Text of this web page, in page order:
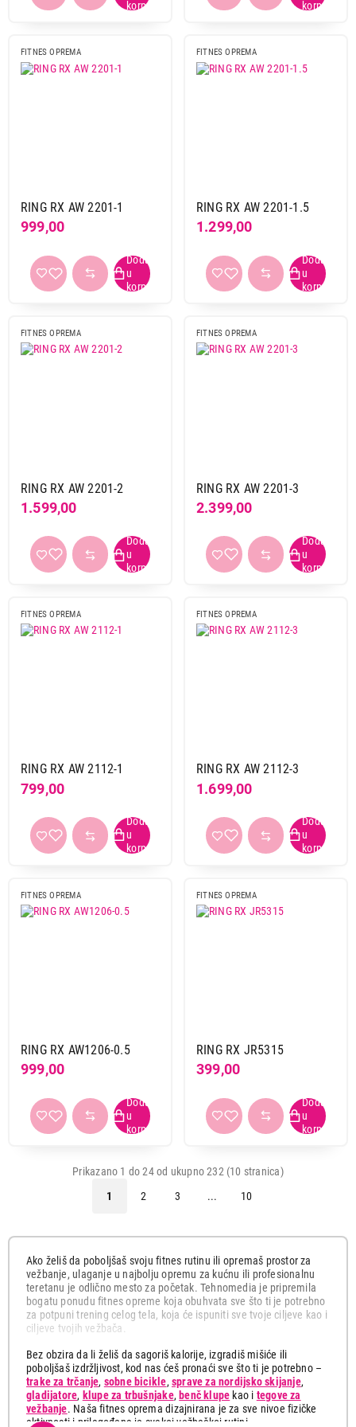
FITNES OPREMA
RING RX AW 2201-1
999,00
FITNES OPREMA
RING RX AW 2201-1.5
1.299,00
FITNES OPREMA
RING RX AW 2201-2
1.599,00
FITNES OPREMA
RING RX AW 2201-3
2.399,00
FITNES OPREMA
RING RX AW 2112-1
799,00
FITNES OPREMA
RING RX AW 2112-3
1.699,00
FITNES OPREMA
RING RX AW1206-0.5
999,00
FITNES OPREMA
RING RX JR5315
399,00
Prikazano 1 do 24 od ukupno 232 (10 stranica)
1
2 3 ... 10
Ako želiš da poboljšaš svoju fitnes rutinu ili opremaš prostor za
vežbanje, ulaganje u najbolju opremu za kućnu ili profesionalnu
teretanu je odlično mesto za početak. Tehnomedia je pripremila
bogatu ponudu fitnes opreme koja obuhvata sve što ti je potrebno
za potpuni trening celog tela, koja će ispuniti sve tvoje ciljeve kao i
ciljeve tvojih vežbača.
Bez obzira da li želiš da sagoriš kalorije, izgradiš mišiće ili
poboljšaš izdržljivost, kod nas ćeš pronaći sve što ti je potrebno –
trake za trčanje, sobne bicikle, sprave za nordijsko skijanje,
gladijatore, klupe za trbušnjake, benč klupe kao i tegove za
vežbanje. Naša fitnes oprema dizajnirana je za sve nivoe fizičke
aktivnosti i prilagođena je svakoj vežbačkoj rutini.
34.999,00
Nastavi kupovinu
Završi kupovinu